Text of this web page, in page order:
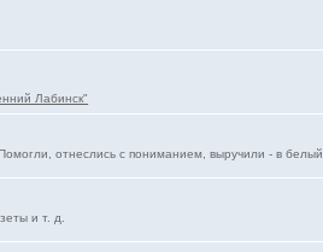
Лабинск"
отнеслись с пониманием, выручили - в белый.
и т. д.